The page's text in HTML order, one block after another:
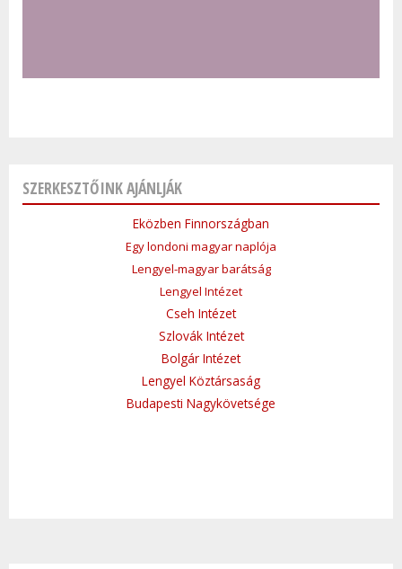
SZERKESZTŐINK AJÁNLJÁK
Eközben Finnországban
Egy londoni magyar naplója
Lengyel-magyar barátság
Lengyel Intézet
Cseh Intézet
Szlovák Intézet
Bolgár Intézet
Lengyel Köztársaság
Budapesti Nagykövetsége